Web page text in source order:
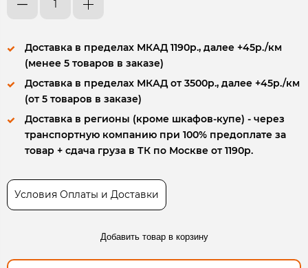
Доставка в пределах МКАД 1190р., далее +45р./км
(менее 5 товаров в заказе)
Доставка в пределах МКАД от 3500р., далее +45р./км
(от 5 товаров в заказе)
Доставка в регионы (кроме шкафов-купе) - через
транспортную компанию при 100% предоплате за
товар + сдача груза в ТК по Москве от 1190р.
Условия Оплаты и Доставки
Добавить товар в корзину